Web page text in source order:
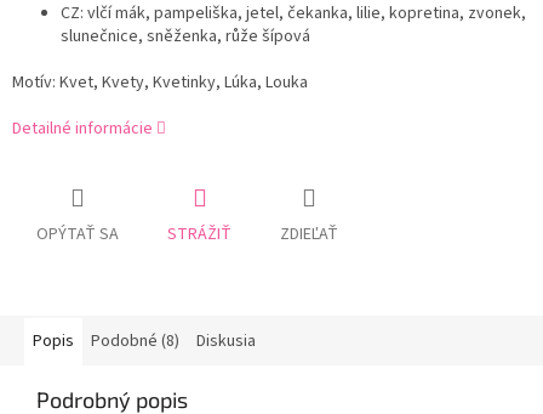
CZ: vlčí mák, pampeliška, jetel, čekanka, lilie, kopretina, zvonek,
slunečnice, sněženka, růže šípová
Motív: Kvet, Kvety, Kvetinky, Lúka, Louka
Detailné informácie
OPÝTAŤ SA STRÁŽIŤ ZDIEĽAŤ
Popis Podobné (8) Diskusia
Podrobný popis